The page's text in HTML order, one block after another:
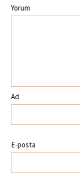
Yorum
Ad
E-posta